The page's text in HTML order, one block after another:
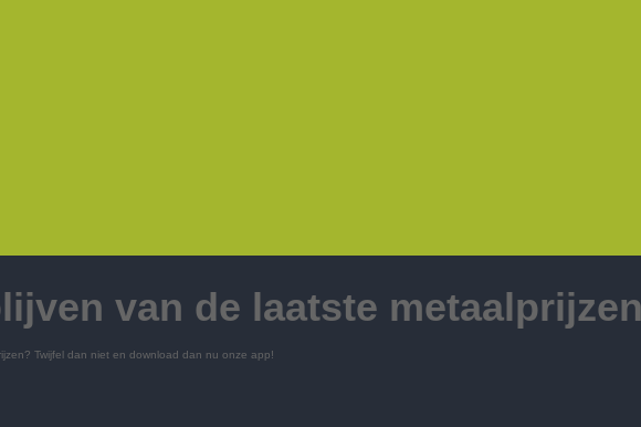
van de laatste
Twijfel dan niet en download dan nu onze app!